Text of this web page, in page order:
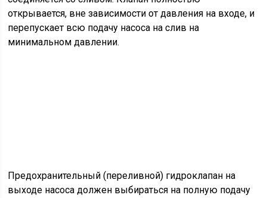
открывается, вне зависимости от давления на входе, и
перепускает всю подачу насоса на слив на
минимальном давлении.
Предохранительный (переливной) гидроклапан на
выходе насоса должен выбираться на полную подачу